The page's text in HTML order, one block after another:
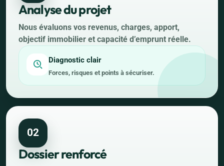
Analyse du projet
Nous évaluons vos revenus, charges, apport,
objectif immobilier et capacité d’emprunt réelle.
Diagnostic clair
Forces, risques et points à sécuriser.
02
Dossier renforcé